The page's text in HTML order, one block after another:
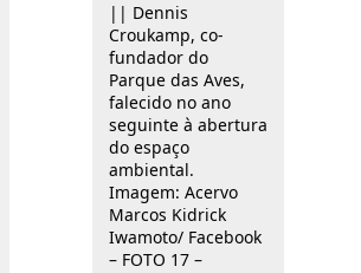
|| Dennis
Croukamp, co-
fundador do
Parque das Aves,
falecido no ano
seguinte à abertura
do espaço
ambiental.
Imagem: Acervo
Marcos Kidrick
Iwamoto/ Facebook
– FOTO 17 –